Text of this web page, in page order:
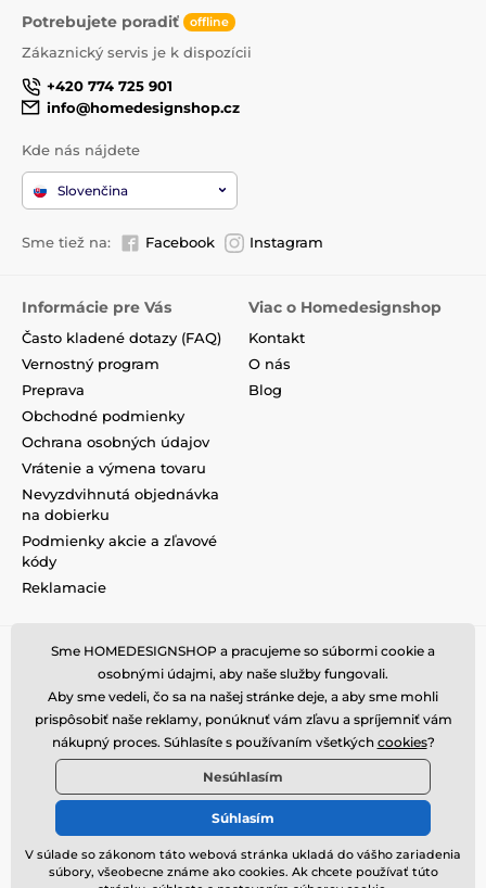
Potrebujete poradiť offline
Zákaznický servis je k dispozícii
+420 774 725 901
info@homedesignshop.cz
Kde nás nájdete
Slovenčina
Sme tiež na: Facebook Instagram
Informácie pre Vás
Často kladené dotazy (FAQ)
Vernostný program
Preprava
Obchodné podmienky
Ochrana osobných údajov
Vrátenie a výmena tovaru
Nevyzdvihnutá objednávka
na dobierku
Podmienky akcie a zľavové
kódy
Reklamacie
Viac o Homedesignshop
Kontakt
O nás
Blog
© 2026 www.homedesignshop.sk ⦁ E-shop vytvorilaSIMPLIA.cz
Sme HOMEDESIGNSHOP a pracujeme so súbormi cookie a
osobnými údajmi, aby naše služby fungovali.
Aby sme vedeli, čo sa na našej stránke deje, a aby sme mohli
prispôsobiť naše reklamy, ponúknuť vám zľavu a spríjemniť vám
nákupný proces. Súhlasíte s používaním všetkých cookies?
Nesúhlasím
Súhlasím
V súlade so zákonom táto webová stránka ukladá do vášho zariadenia
súbory, všeobecne známe ako cookies. Ak chcete používať túto